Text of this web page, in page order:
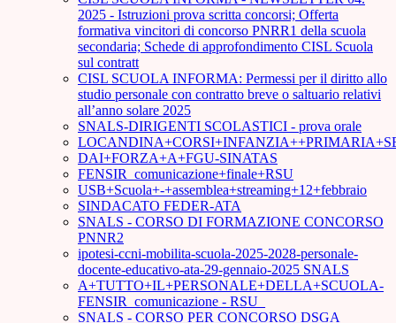
2025 - Istruzioni prova scritta concorsi; Offerta
formativa vincitori di concorso PNRR1 della scuola
secondaria; Schede di approfondimento CISL Scuola
sul contratt
CISL SCUOLA INFORMA: Permessi per il diritto allo
studio personale con contratto breve o saltuario relativi
all’anno solare 2025
SNALS-DIRIGENTI SCOLASTICI - prova orale
DAI+FORZA+A+FGU-SINATAS
FENSIR_comunicazione+finale+RSU
USB+Scuola+-+assemblea+streaming+12+febbraio
SINDACATO FEDER-ATA
SNALS - CORSO DI FORMAZIONE CONCORSO
PNNR2
ipotesi-ccni-mobilita-scuola-2025-2028-personale-
docente-educativo-ata-29-gennaio-2025 SNALS
A+TUTTO+IL+PERSONALE+DELLA+SCUOLA-
FENSIR_comunicazione - RSU_
SNALS - CORSO PER CONCORSO DSGA